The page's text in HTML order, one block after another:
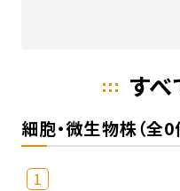
す
細胞・微生物株（全0
1